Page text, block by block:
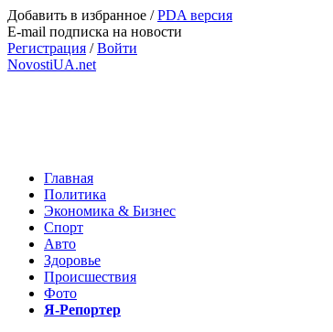
Добавить в избранное /PDA версия
E-mail подписка на новости
Регистрация /Войти
NovostiUA.net
Главная
Политика
Экономика & Бизнес
Спорт
Авто
Здоровье
Происшествия
Фото
Я-Репортер